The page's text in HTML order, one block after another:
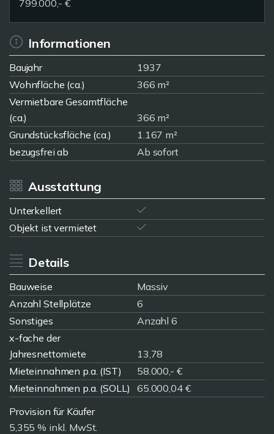
799.000,- €
Informationen
Baujahr
1937
Wohnfläche (ca.)
366 m²
Vermietbare Gesamtfläche
(ca.)
366 m²
Grundstücksfläche (ca.)
1.167 m²
bezugsfrei ab
Ab sofort
Ausstattung
Unterkellert
Objekt ist vermietet
Details
Bauweise
Massiv
Anzahl Stellplätze
6
Sonstiges
Anzahl 6
x-fache der
Jahresnettomiete
13,78
Mieteinnahmen p.a. (IST)
58.000,- €
Mieteinnahmen p.a. (SOLL)
65.000,04 €
Provision für Käufer
5,355 % inkl. MwSt.